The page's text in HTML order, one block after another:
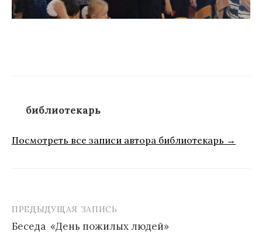
библиотекарь
Посмотреть все записи автора библиотекарь →
Навигация
ПРЕДЫДУЩАЯ ЗАПИСЬ
Беседа «День пожилых людей»